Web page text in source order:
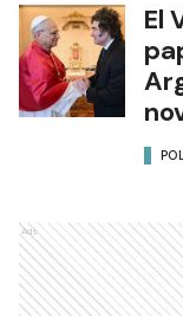
El
Ads